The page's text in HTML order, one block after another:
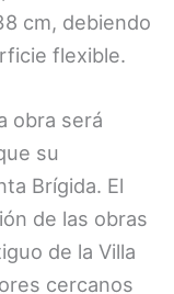
cm, debiendo
flexible.
obra será
su
Brígida. El
de las obras
de la Villa
cercanos